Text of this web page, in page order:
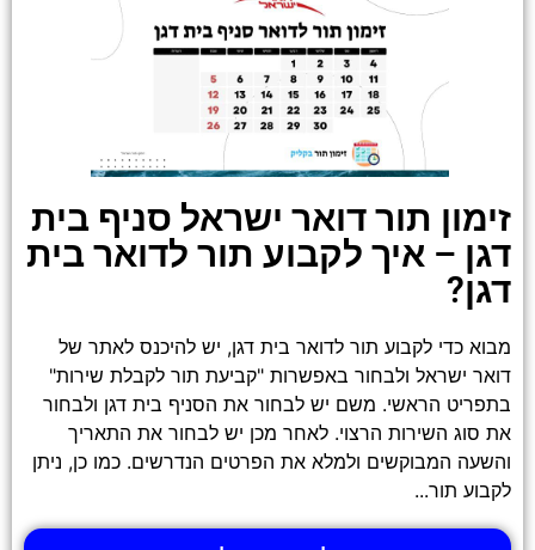
זימון תור דואר ישראל סניף בית
דגן – איך לקבוע תור לדואר בית
דגן?
מבוא כדי לקבוע תור לדואר בית דגן, יש להיכנס לאתר של
דואר ישראל ולבחור באפשרות "קביעת תור לקבלת שירות"
בתפריט הראשי. משם יש לבחור את הסניף בית דגן ולבחור
את סוג השירות הרצוי. לאחר מכן יש לבחור את התאריך
והשעה המבוקשים ולמלא את הפרטים הנדרשים. כמו כן, ניתן
לקבוע תור...